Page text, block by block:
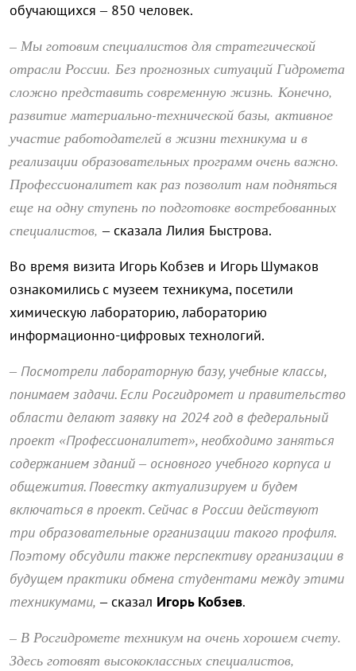
обучающихся – 850 человек.
– Мы готовим специалистов для стратегической
отрасли России. Без прогнозных ситуаций Гидромета
сложно представить современную жизнь. Конечно,
развитие материально-технической базы, активное
участие работодателей в жизни техникума и в
реализации образовательных программ очень важно.
Профессионалитет как раз позволит нам подняться
еще на одну ступень по подготовке востребованных
специалистов, – сказала Лилия Быстрова.
Во время визита Игорь Кобзев и Игорь Шумаков
ознакомились с музеем техникума, посетили
химическую лабораторию, лабораторию
информационно-цифровых технологий.
– Посмотрели лабораторную базу, учебные классы,
понимаем задачи. Если Росгидромет и правительство
области делают заявку на 2024 год в федеральный
проект «Профессионалитет», необходимо заняться
содержанием зданий – основного учебного корпуса и
общежития. Повестку актуализируем и будем
включаться в проект. Сейчас в России действуют
три образовательные организации такого профиля.
Поэтому обсудили также перспективу организации в
будущем практики обмена студентами между этими
техникумами, – сказал Игорь Кобзев.
– В Росгидромете техникум на очень хорошем счету.
Здесь готовят высококлассных специалистов,